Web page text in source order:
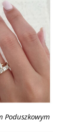
Poduszkowym